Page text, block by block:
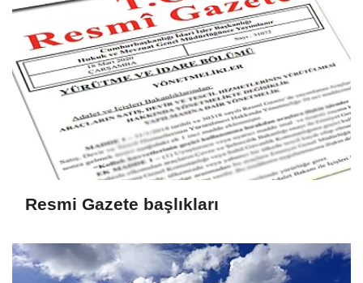
Resmi Gazete başlıkları